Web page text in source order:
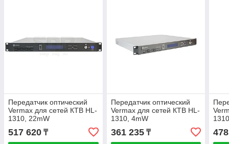
Передатчик оптический
Vermax для сетей КТВ HL-
1310, 22mW
517 620 ₸
Передатчик оптический
Vermax для сетей КТВ HL-
1310, 4mW
361 235₸